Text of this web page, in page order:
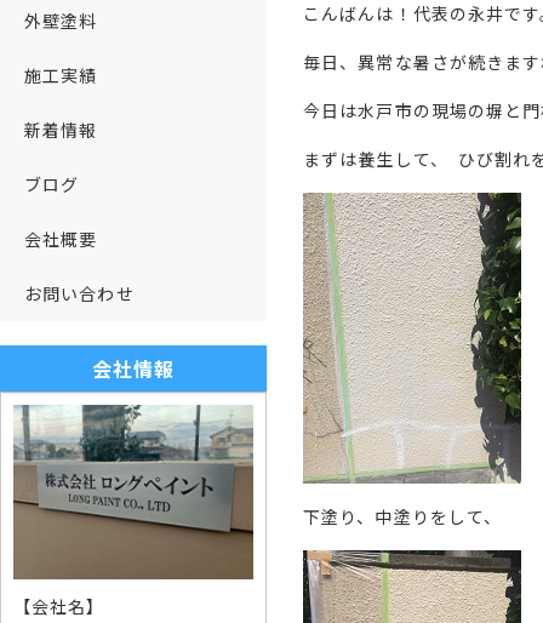
こんばんは！代表の永井で
毎日、異常な暑さが続きま
今日は水戸市の現場の塀と
まずは養生して、 ひび割れ
下塗り、中塗りをして、
外壁塗料
施工実績
新着情報
ブログ
会社概要
お問い合わせ
会社情報
【会社名】